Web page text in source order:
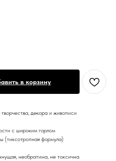
в корзину
декора и живописи
с широким горлом
(тиксотропная формула)
необратима, не токсична.